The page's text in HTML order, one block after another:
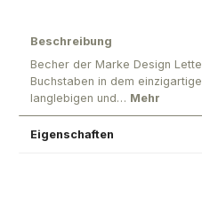
Beschreibung
Becher der Marke Design
Buchstaben in dem
langlebigen und… Mehr
Eigenschaften